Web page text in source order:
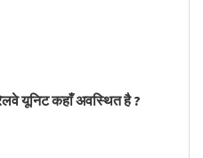
यूनिट कहाँ अवस्थित है ?